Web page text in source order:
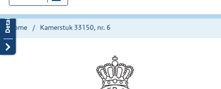
hier:
Home Kamerstuk 33150, nr. 6